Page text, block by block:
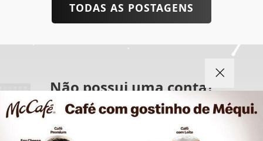
TODAS AS POSTAGENS
Não possui uma conta?
Você pode ler matérias exclusivas, anunciar
classificados e muito mais!
Termos de Uso e Privacidade